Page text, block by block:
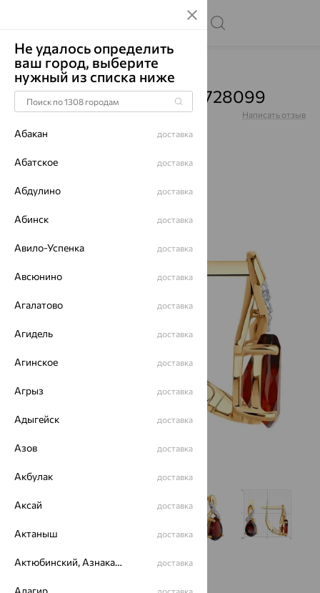
Главная Каталог Серьги Гранат
Серьги, золото, гранат, 728099
Артикул:728099 Написать отзыв
Не удалось определить
ваш город, выберите
нужный из списка ниже
Абакан доставка
Абатское доставка
Абдулино доставка
Абинск доставка
Авило-Успенка доставка
Авсюнино доставка
Агалатово доставка
Агидель доставка
Агинское доставка
Агрыз доставка
Адыгейск доставка
Азов доставка
Акбулак доставка
Аксай доставка
Актаныш доставка
Актюбинский, Азнакаевский район доставка
Алагир доставка